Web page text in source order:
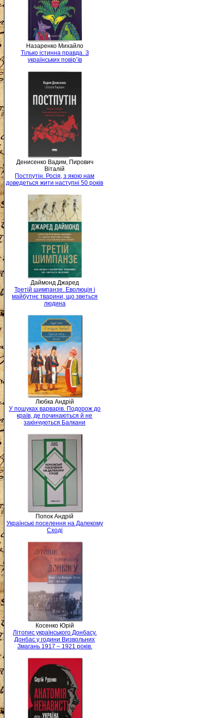
Назаренко Михайло
Тілько істинна правда. З
українських повір’їв
Денисенко Вадим, Пирович
Віталій
Постпутін. Росія, з якою нам
доведеться жити наступні 50 років
Даймонд Джаред
Третій шимпанзе. Еволюція і
майбутнє тварини, що зветься
людина
Любка Андрій
У пошуках варварів. Подорож до
країв, де починаються й не
закінчуються Балкани
Попок Андрій
Українські поселення на Далекому
Сході
Косенко Юрій
Літопис українського Донбасу.
Донбас у години Визвольних
Змагань 1917 – 1921 років.